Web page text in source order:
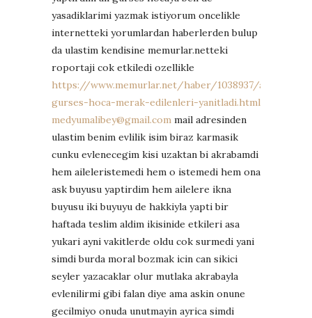
yasadiklarimi yazmak istiyorum oncelikle
internetteki yorumlardan haberlerden bulup
da ulastim kendisine memurlar.netteki
roportaji cok etkiledi ozellikle
https://www.memurlar.net/haber/1038937/ali-
gurses-hoca-merak-edilenleri-yanitladi.html
medyumalibey@gmail.com mail adresinden
ulastim benim evlilik isim biraz karmasik
cunku evlenecegim kisi uzaktan bi akrabamdi
hem aileleristemedi hem o istemedi hem ona
ask buyusu yaptirdim hem ailelere ikna
buyusu iki buyuyu de hakkiyla yapti bir
haftada teslim aldim ikisinide etkileri asa
yukari ayni vakitlerde oldu cok surmedi yani
simdi burda moral bozmak icin can sikici
seyler yazacaklar olur mutlaka akrabayla
evlenilirmi gibi falan diye ama askin onune
gecilmiyo onuda unutmayin ayrica simdi